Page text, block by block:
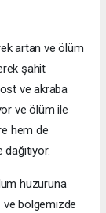
artan ve ölüm
şahit
ve akraba
ve ölüm ile
hem de
huzuruna
bölgemizde